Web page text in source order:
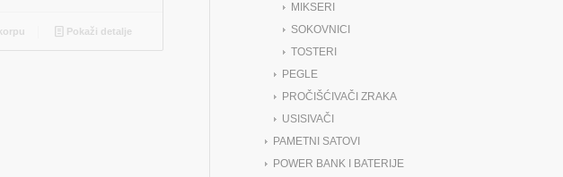
Pokaži detalje
MIKSERI
SOKOVNICI
TOSTERI
PEGLE
PROČIŠĆIVAČI ZRAKA
USISIVAČI
PAMETNI SATOVI
POWER BANK I BATERIJE